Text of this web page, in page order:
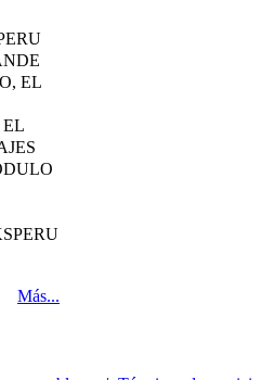
EL
Más...